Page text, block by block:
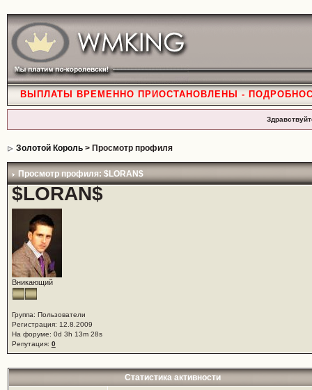
ВЫПЛАТЫ ВРЕМЕННО ПРИОСТАНОВЛЕНЫ -
Золотой Король> Просмотр профиля
Просмотр профиля: $LORAN$
$LORAN$
Вникающий
Группа: Пользователи
Регистрация: 12.8.2009
На форуме: 0d 3h 13m 28s
Репутация: 0
Статистика активности